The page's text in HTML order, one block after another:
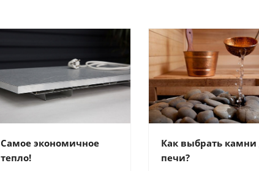
Самое экономичное
тепло!
Как выбрать камни
печи?